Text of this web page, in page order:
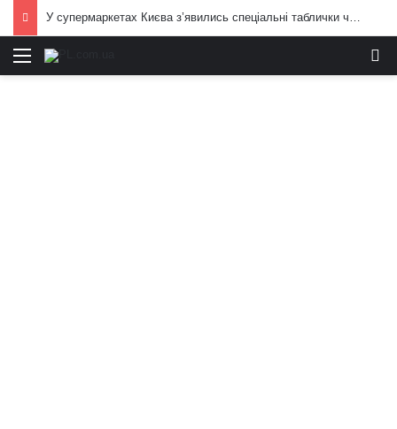
У супермаркетах Києва з’явились спеціальні таблички через обстріли РФ: подробиці і кадри
Меню